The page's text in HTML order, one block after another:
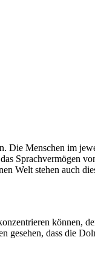
Die Menschen im
Sprachvermögen
Welt stehen auch
können,
gesehen, dass die